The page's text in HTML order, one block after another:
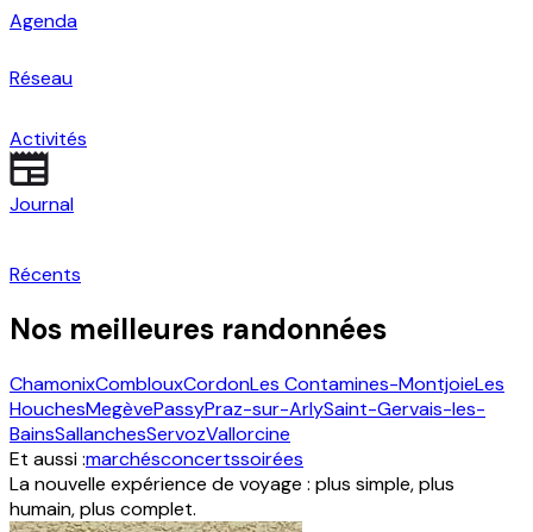
Agenda
Réseau
Activités
Journal
Récents
Nos meilleures randonnées
ChamonixComblouxCordonLes Contamines-MontjoieLes
HouchesMegèvePassyPraz-sur-ArlySaint-Gervais-les-
BainsSallanchesServozVallorcine
Et aussi :marchésconcertssoirées
La nouvelle expérience de voyage : plus simple, plus
humain, plus complet.